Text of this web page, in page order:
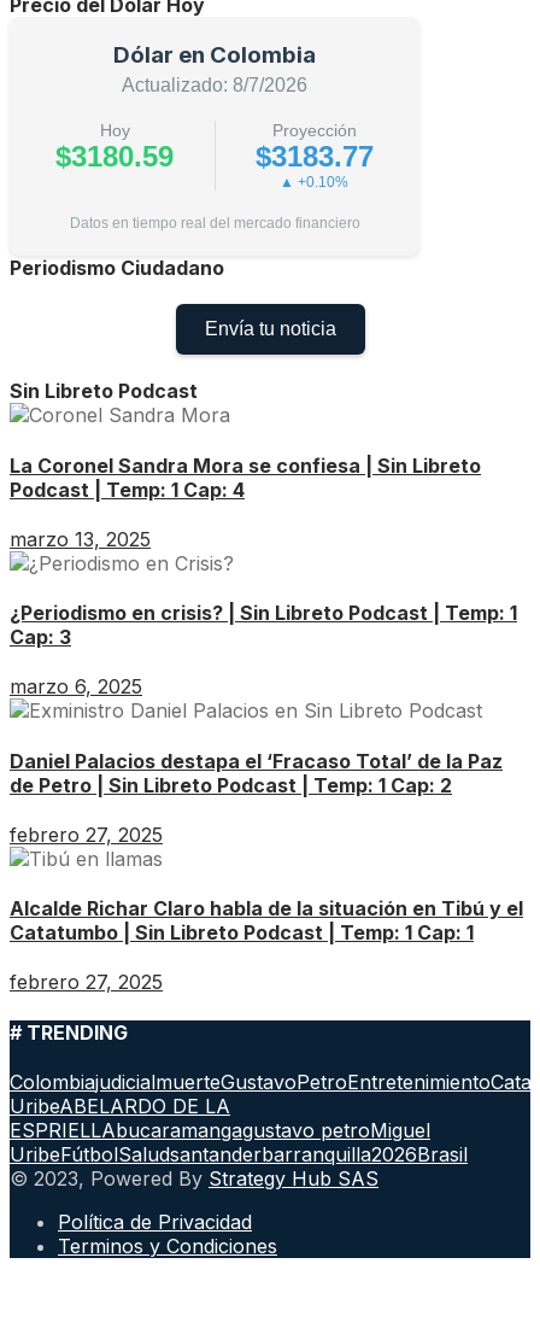
Precio del Dolar Hoy
Dólar en Colombia
Actualizado: 8/7/2026
Hoy
$3180.59
Proyección
$3183.77
▲ +0.10%
Datos en tiempo real del mercado financiero
Periodismo Ciudadano
Envía tu noticia
Sin Libreto Podcast
La Coronel Sandra Mora se confiesa | Sin Libreto
Podcast | Temp: 1 Cap: 4
marzo 13, 2025
¿Periodismo en crisis? | Sin Libreto Podcast | Temp: 1
Cap: 3
marzo 6, 2025
Daniel Palacios destapa el ‘Fracaso Total’ de la Paz
de Petro | Sin Libreto Podcast | Temp: 1 Cap: 2
febrero 27, 2025
Alcalde Richar Claro habla de la situación en Tibú y el
Catatumbo | Sin Libreto Podcast | Temp: 1 Cap: 1
febrero 27, 2025
# TRENDING
ColombiajudicialmuerteGustavoPetroEntretenimiento
UribeABELARDO DE LA
ESPRIELLAbucaramangagustavo petroMiguel
UribeFútbolSaludsantanderbarranquilla2026Brasil
© 2023, Powered By Strategy Hub SAS
Política de Privacidad
Terminos y Condiciones